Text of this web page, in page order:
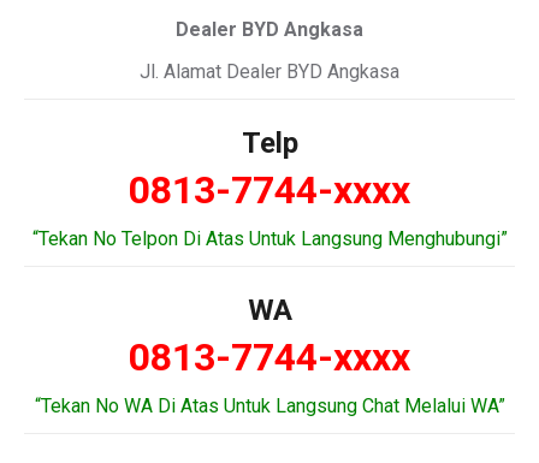
Dealer BYD Angkasa
Jl. Alamat Dealer BYD Angkasa
Telp
0813-7744-xxxx
“Tekan No Telpon Di Atas Untuk Langsung Menghubungi”
WA
0813-7744-xxxx
“Tekan No WA Di Atas Untuk Langsung Chat Melalui WA”